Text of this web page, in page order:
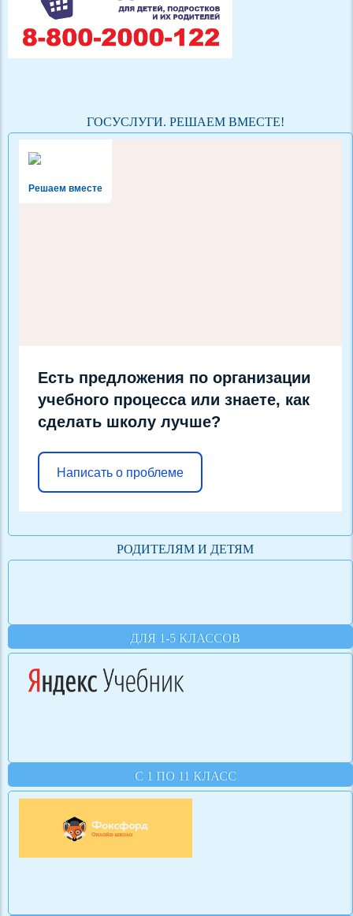
ГОСУСЛУГИ. РЕШАЕМ ВМЕСТЕ!
Решаем вместе
Есть предложения по организации
учебного процесса или знаете, как
сделать школу лучше?
Написать о проблеме
РОДИТЕЛЯМ И ДЕТЯМ
ДЛЯ 1-5 КЛАССОВ
С 1 ПО 11 КЛАСС